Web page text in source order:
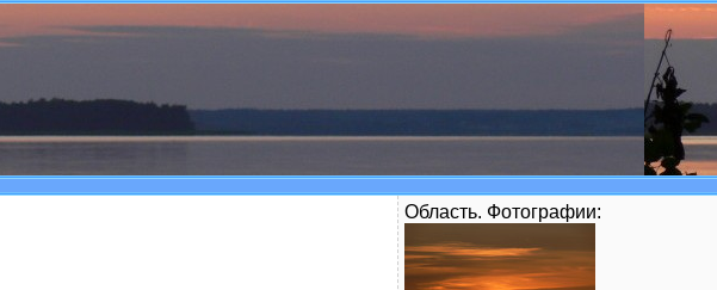
Область. Фотографии: